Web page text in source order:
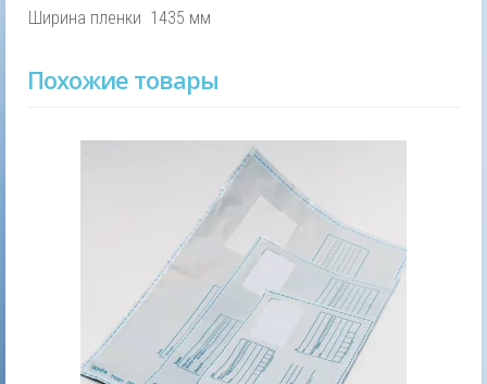
Ширина пленки 1435 мм
Похожие товары